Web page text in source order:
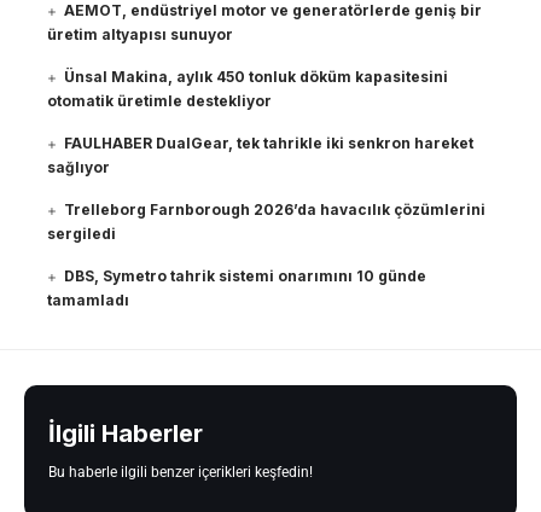
AEMOT, endüstriyel motor ve generatörlerde geniş bir
üretim altyapısı sunuyor
Ünsal Makina, aylık 450 tonluk döküm kapasitesini
otomatik üretimle destekliyor
FAULHABER DualGear, tek tahrikle iki senkron hareket
sağlıyor
Trelleborg Farnborough 2026’da havacılık çözümlerini
sergiledi
DBS, Symetro tahrik sistemi onarımını 10 günde
tamamladı
İlgili Haberler
Bu haberle ilgili benzer içerikleri keşfedin!